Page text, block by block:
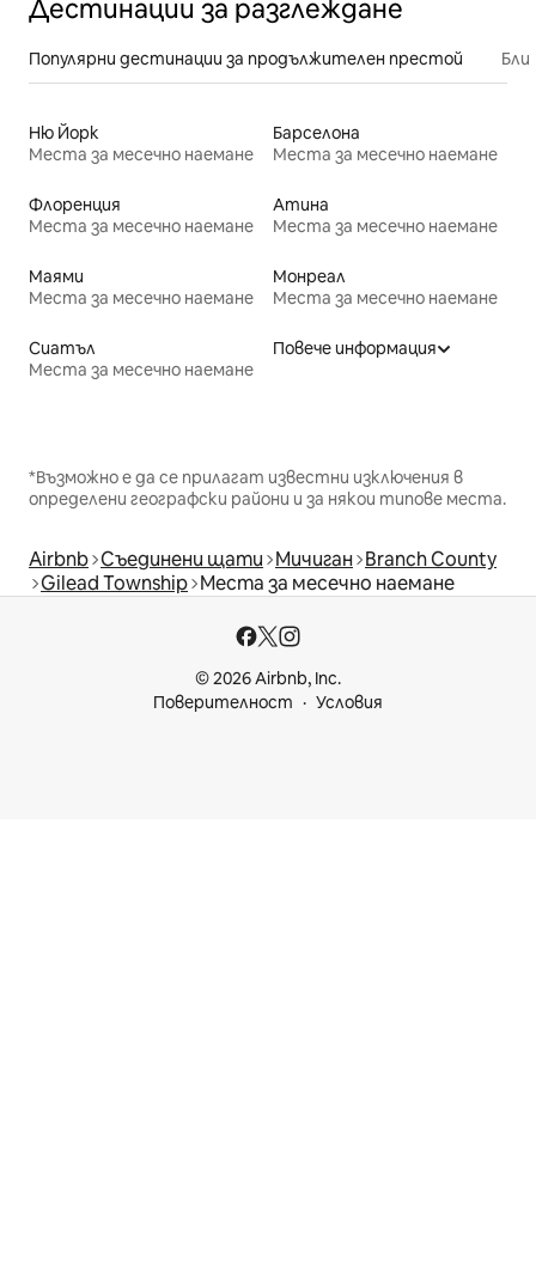
Дестинации за разглеждане
Популярни дестинации за продължителен престой
Ню Йорк
Места за месечно наемане
Барселона
Места за месечно наемане
Флоренция
Места за месечно наемане
Атина
Места за месечно наемане
Маями
Места за месечно наемане
Монреал
Места за месечно наемане
Сиатъл
Места за месечно наемане
Повече информация
*Възможно е да се прилагат известни изключения в
определени географски райони и за някои типове места.
Airbnb Съединени щати Мичиган Branch County
Gilead Township Места за месечно наемане
© 2026 Airbnb, Inc.
Поверителност
Условия